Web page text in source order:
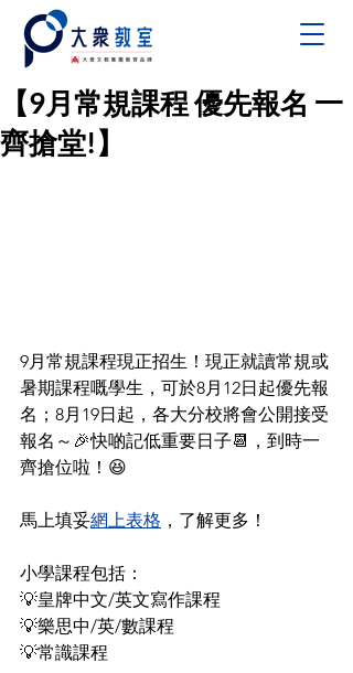
【9月常規課程 優先報名 一
齊搶堂!】
9月常規課程現正招生！現正就讀常規或
暑期課程嘅學生，可於8月12日起優先報
名；8月19日起，各大分校將會公開接受
報名～🎉快啲記低重要日子📆，到時一
齊搶位啦！😆
馬上填妥網上表格 ，了解更多！
小學課程包括：
💡皇牌中文/英文寫作課程
💡樂思中/英/數課程
💡常識課程